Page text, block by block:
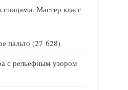
спицами. Мастер класс
пальто (27 628)
с рельефным узором